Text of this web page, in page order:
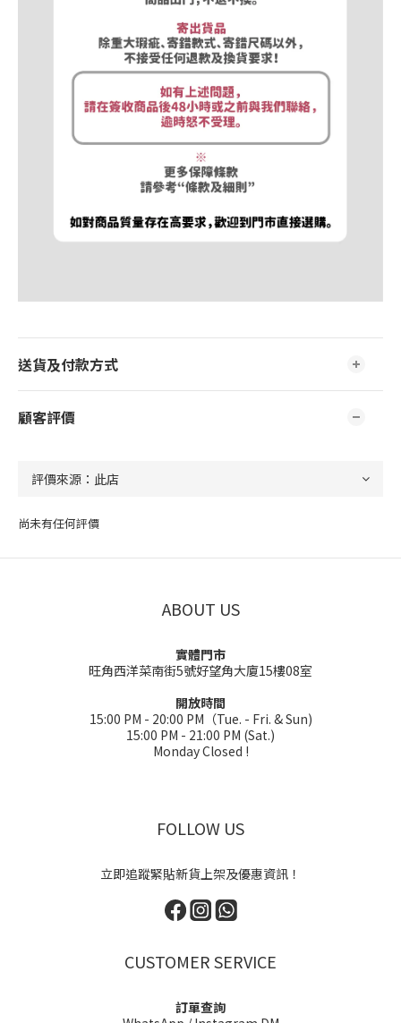
送貨及付款方式
顧客評價
尚未有任何評價
ABOUT US
實體門市
旺角西洋菜南街5號好望角大廈15樓08室
開放時間
15:00 PM - 20:00 PM（Tue. - Fri. & Sun)
15:00 PM - 21:00 PM (Sat.)
Monday Closed !
FOLLOW US
立即追蹤緊貼新貨上架及優惠資訊！
CUSTOMER SERVICE
訂單查詢